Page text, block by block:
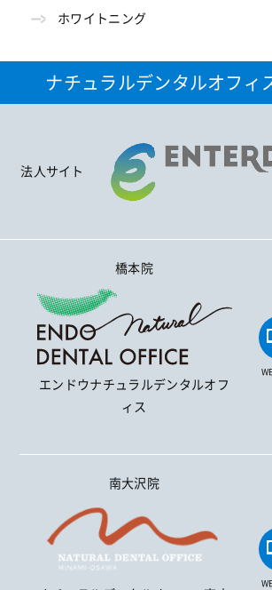
ホワイトニング
ナチュラルデンタルオフィ
法人サイト
橋本院
エンドウナチュラルデンタルオフ
ィス
南大沢院